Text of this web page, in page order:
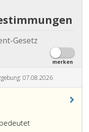
Gesetz
merken
07.08.2026